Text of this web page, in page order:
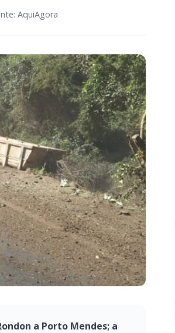
AquiAgora
a Porto Mendes; a